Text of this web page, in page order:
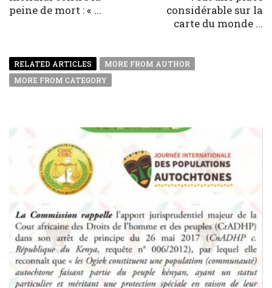
peine de mort : « ...
considérable sur la
carte du monde ...
RELATED ARTICLES
MORE FROM AUTHOR
MORE FROM CATEGORY